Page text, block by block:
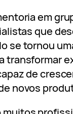
em
que
se tornou
transformar
de
novos